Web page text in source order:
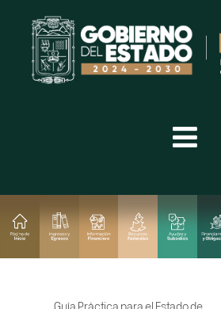
Guía Práctica para el Estado de